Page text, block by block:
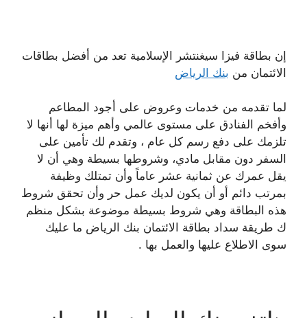
إن بطاقة فيزا سيغنتشر الإسلامية تعد من أفضل بطاقات
الائتمان من بنك الرياض
لما تقدمه من خدمات وعروض على أجود المطاعم
وأفخم الفنادق على مستوى عالمي وأهم ميزة لها أنها لا
تلزمك على دفع رسم كل عام ، وتقدم لك تأمين على
السفر دون مقابل مادي، وشروطها بسيطة وهي أن لا
يقل عمرك عن ثمانية عشر عاماً وأن تمتلك وظيفة
بمرتب دائم أو أن يكون لديك عمل حر وأن تحقق شروط
هذه البطاقة وهي شروط بسيطة موضوعة بشكل منظم
ك طريقة سداد بطاقة الائتمان بنك الرياض ما عليك
سوى الاطلاع عليها والعمل بها .